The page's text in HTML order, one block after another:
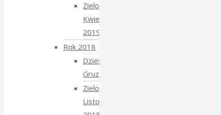
Zielony
Kwiecień
2019
Rok 2018
Dzień
Gruziński
Zielony
Listopad